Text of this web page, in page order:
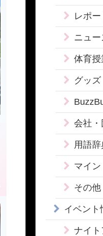
レポー
ニュー
体育授
グッズ
会社・
用語辞
マイン
その他
イベント
ナイト